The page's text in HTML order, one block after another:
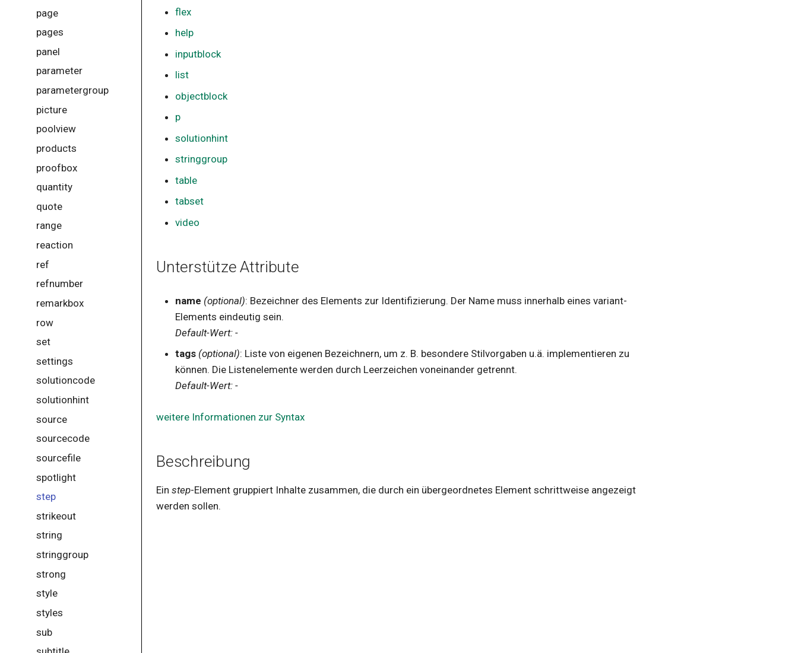
page
pages
panel
parameter
parametergroup
picture
poolview
products
proofbox
quantity
quote
range
reaction
ref
refnumber
remarkbox
row
set
settings
solutioncode
solutionhint
source
sourcecode
sourcefile
spotlight
step
strikeout
string
stringgroup
strong
style
styles
sub
flex
help
inputblock
list
objectblock
p
solutionhint
stringgroup
table
tabset
video
Unterstütze Attribute
name (optional): Bezeichner des Elements zur Identifizierung. Der Name muss innerhalb eines variant-
Elements eindeutig sein.
Default-Wert: -
tags (optional): Liste von eigenen Bezeichnern, um z. B. besondere Stilvorgaben u.ä. implementieren zu
können. Die Listenelemente werden durch Leerzeichen voneinander getrennt.
Default-Wert: -
weitere Informationen zur Syntax
Beschreibung
Einstep-Element gruppiert Inhalte zusammen, die durch ein übergeordnetes Element schrittweise angezeigt
werden sollen.